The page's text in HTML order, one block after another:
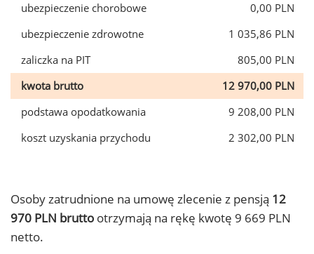
ubezpieczenie chorobowe
0,00 PLN
ubezpieczenie zdrowotne
1 035,86 PLN
zaliczka na PIT
805,00 PLN
kwota brutto
12 970,00 PLN
podstawa opodatkowania
9 208,00 PLN
koszt uzyskania przychodu
2 302,00 PLN
Osoby zatrudnione na umowę zlecenie z pensją 12
970 PLN brutto otrzymają na rękę kwotę 9 669 PLN
netto.